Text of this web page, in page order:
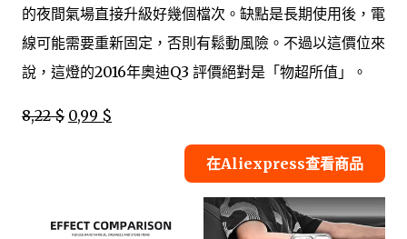
的夜間氣場直接升級好幾個檔次。缺點是長期使用後，電
線可能需要重新固定，否則有鬆動風險。不過以這價位來
說，這燈的2016年奧迪Q3 評價絕對是「物超所值」。
8,22 $ 0,99 $
在Aliexpress查看商品